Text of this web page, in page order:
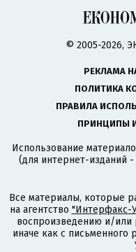
© 2005-2026,
РЕКЛАМА
ПОЛИТИКА
ПРАВИЛА
ПРИНЦИПЫ
Использование
(для интернет-изданий
Все материалы, которые
на агентство "Интерфакс-
воспроизведению и/
иначе как с письменного